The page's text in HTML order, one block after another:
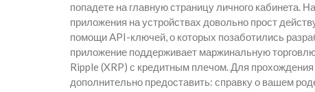
попадете на главную страницу личного кабинета.
приложения на устройствах довольно прост
помощи API-ключей, о которых позаботились
приложение поддерживает маржинальную
Ripple (XRP) с кредитным плечом. Для
дополнительно предоставить: справку о вашем